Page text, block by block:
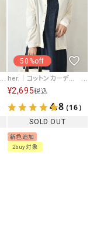
50%off
her.｜コットンカーディガン [[MA-3215]][C]
¥2,695税込
4.8（16）
SOLD OUT
新色追加
2buy対象